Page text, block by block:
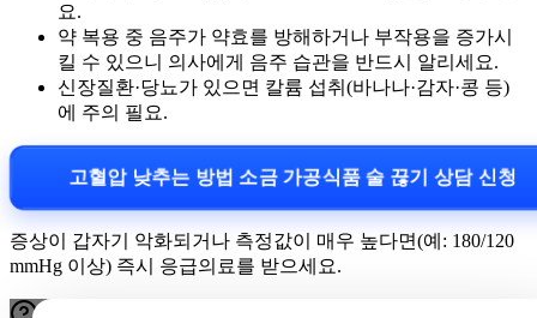
요.
약 복용 중 음주가 약효를 방해하거나 부작용을 증가시
킬 수 있으니 의사에게 음주 습관을 반드시 알리세요.
신장질환·당뇨가 있으면 칼륨 섭취(바나나·감자·콩 등)
에 주의 필요.
고혈압 낮추는 방법 소금 가공식품 술 끊기 상담 신청
증상이 갑자기 악화되거나 측정값이 매우 높다면(예: 180/120
mmHg 이상) 즉시 응급의료를 받으세요.